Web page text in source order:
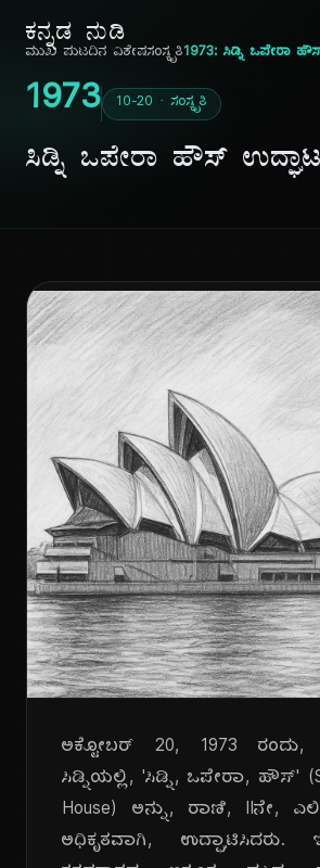
ಕನ್ನಡ ನುಡಿ
ಮುಖ ಪುಟದಿನ ವಿಶೇಷಸಂಸ್ಕೃತಿ1973: ಸಿಡ್ನಿ ಒಪೇರಾ
1973 10-20 · ಸಂಸ್ಕೃತಿ
ಸಿಡ್ನಿ ಒಪೇರಾ ಹೌಸ್
ಅಕ್ಟೋಬರ್ 20, 1973 ರಂದು,
ಸಿಡ್ನಿಯಲ್ಲಿ, 'ಸಿಡ್ನಿ, ಒಪೇರಾ, ಹೌಸ್'
House) ಅನ್ನು, ರಾಣಿ, IIನೇ,
ಅಧಿಕೃತವಾಗಿ, ಉದ್ಘಾಟಿಸಿದರು.